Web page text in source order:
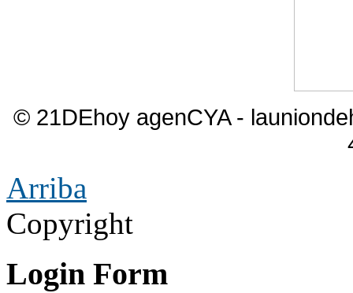
© 21DEhoy agenCYA -
Arriba
Copyright
Login Form